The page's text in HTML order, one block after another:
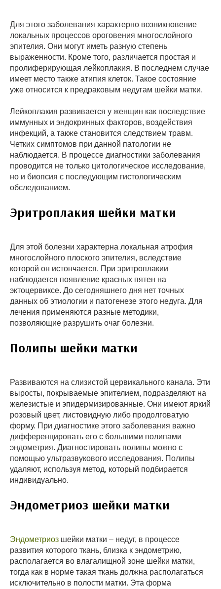
Для этого заболевания характерно возникновение
локальных процессов ороговения многослойного
эпителия. Они могут иметь разную степень
выраженности. Кроме того, различается простая и
пролиферирующая лейкоплакия. В последнем случае
имеет место также атипия клеток. Такое состояние
уже относится к предраковым недугам шейки матки.
Лейкоплакия развивается у женщин как последствие
иммунных и эндокринных факторов, воздействия
инфекций, а также становится следствием травм.
Четких симптомов при данной патологии не
наблюдается. В процессе диагностики заболевания
проводится не только цитологическое исследование,
но и биопсия с последующим гистологическим
обследованием.
Эритроплакия шейки матки
Для этой болезни характерна локальная атрофия
многослойного плоского эпителия, вследствие
которой он истончается. При эритроплакии
наблюдается появление красных пятен на
эктоцервиксе. До сегодняшнего дня нет точных
данных об этиологии и патогенезе этого недуга. Для
лечения применяются разные методики,
позволяющие разрушить очаг болезни.
Полипы шейки матки
Развиваются на слизистой цервикального канала. Эти
выросты, покрываемые эпителием, подразделяют на
железистые и эпидермизированные. Они имеют яркий
розовый цвет, листовидную либо продолговатую
форму. При диагностике этого заболевания важно
дифференцировать его с большими полипами
эндометрия. Диагностировать полипы можно с
помощью ультразвукового исследования. Полипы
удаляют, используя метод, который подбирается
индивидуально.
Эндометриоз шейки матки
Эндометриоз шейки матки – недуг, в процессе
развития которого ткань, близка к эндометрию,
располагается во влагалищной зоне шейки матки,
тогда как в норме такая ткань должна располагаться
исключительно в полости матки. Эта форма